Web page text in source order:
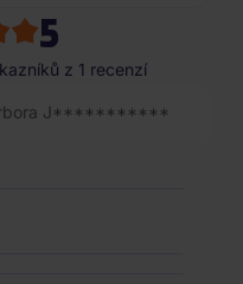
5
z 1 recenzí
J***********